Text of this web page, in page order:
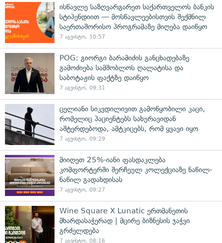
ისწავლე საზღვარგარეთ საქართველოს ბანკის
სტიპენდიით — მოსწავლეებისთვის შექმნილ
საერთაშორისო პროგრამაზე მიღება დაიწყო
7 აგვისტო, 10:57
POG: გიორგი ბარამიძის განცხადებაზე
გამოძიება სამშობლოს ღალატისა და
საბოტაჟის ფაქტზე დაიწყო
7 აგვისტო, 09:31
ცელიანი სიკვდილივით გამოწყობილი კაცი,
რომელიც პაციენტებს სახურავიდან
აშტერდებოდა, ამტკიცებს, რომ ყვავი იყო
7 აგვისტო, 09:29
მიიღეთ 25%-იანი ფასდაკლება
კომფორტერში შერჩეულ კოლექციაზე ნაწილ-
ნაწილ გადახდისას
7 აგვისტო, 09:27
Wine Square X Lunatic ერთმანეთის
მხარდასაჭერად | მცირე ბიზნესის ჯაჭვი
გრძელდება
7 აგვისტო, 08:16